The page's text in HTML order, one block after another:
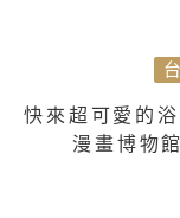
快來超可愛的
漫畫博物